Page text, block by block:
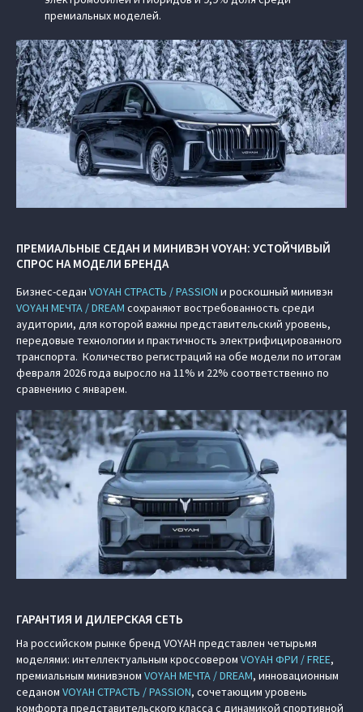
премиальных моделей.
ПРЕМИАЛЬНЫЕ СЕДАН И МИНИВЭН VOYAH: УСТОЙЧИВЫЙ
СПРОС НА МОДЕЛИ БРЕНДА
Бизнес-седан VOYAH СТРАСТЬ / PASSION и роскошный минивэн
VOYAH МЕЧТА / DREAM сохраняют востребованность среди
аудитории, для которой важны представительский уровень,
передовые технологии и практичность электрифицированного
транспорта. Количество регистраций на обе модели по итогам
февраля 2026 года выросло на 11% и 22% соответственно по
сравнению с январем.
ГАРАНТИЯ И ДИЛЕРСКАЯ СЕТЬ
На российском рынке бренд VOYAH представлен четырьмя
моделями: интеллектуальным кроссовером VOYAH ФРИ / FREE,
премиальным минивэном VOYAH МЕЧТА / DREAM, инновационным
седаном VOYAH СТРАСТЬ / PASSION, сочетающим уровень
комфорта представительского класса с динамикой спортивной